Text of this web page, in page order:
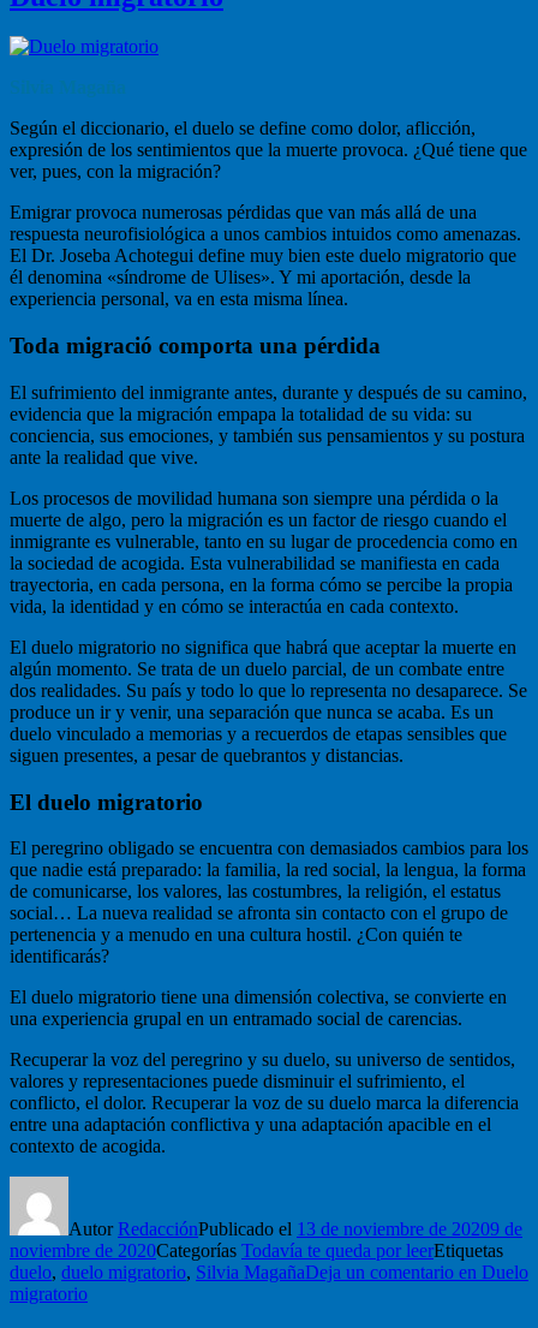
Según el diccionario, el duelo se define como dolor, aflicción,
expresión de los sentimientos que la muerte provoca. ¿Qué tiene que
ver, pues, con la migración?
Emigrar provoca numerosas pérdidas que van más allá de una
respuesta neurofisiológica a unos cambios intuidos como amenazas.
El Dr. Joseba Achotegui define muy bien este duelo migratorio que
él denomina «síndrome de Ulises». Y mi aportación, desde la
experiencia personal, va en esta misma línea.
Toda migració comporta una pérdida
El sufrimiento del inmigrante antes, durante y después de su camino,
evidencia que la migración empapa la totalidad de su vida: su
conciencia, sus emociones, y también sus pensamientos y su postura
ante la realidad que vive.
Los procesos de movilidad humana son siempre una pérdida o la
muerte de algo, pero la migración es un factor de riesgo cuando el
inmigrante es vulnerable, tanto en su lugar de procedencia como en
la sociedad de acogida. Esta vulnerabilidad se manifiesta en cada
trayectoria, en cada persona, en la forma cómo se percibe la propia
vida, la identidad y en cómo se interactúa en cada contexto.
El duelo migratorio no significa que habrá que aceptar la muerte en
algún momento. Se trata de un duelo parcial, de un combate entre
dos realidades. Su país y todo lo que lo representa no desaparece. Se
produce un ir y venir, una separación que nunca se acaba. Es un
duelo vinculado a memorias y a recuerdos de etapas sensibles que
siguen presentes, a pesar de quebrantos y distancias.
El duelo migratorio
El peregrino obligado se encuentra con demasiados cambios para los
que nadie está preparado: la familia, la red social, la lengua, la forma
de comunicarse, los valores, las costumbres, la religión, el estatus
social… La nueva realidad se afronta sin contacto con el grupo de
pertenencia y a menudo en una cultura hostil. ¿Con quién te
identificarás?
El duelo migratorio tiene una dimensión colectiva, se convierte en
una experiencia grupal en un entramado social de carencias.
Recuperar la voz del peregrino y su duelo, su universo de sentidos,
valores y representaciones puede disminuir el sufrimiento, el
conflicto, el dolor. Recuperar la voz de su duelo marca la diferencia
entre una adaptación conflictiva y una adaptación apacible en el
contexto de acogida.
AutorRedacciónPublicado el 13 de noviembre de 20209 de
noviembre de 2020Categorías Todavía te queda por leerEtiquetas
duelo, duelo migratorio, Silvia MagañaDeja un comentario en Duelo
migratorio